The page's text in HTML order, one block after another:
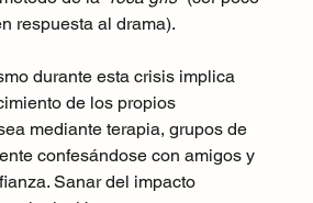
respuesta al drama).
durante esta crisis implica
de los propios
mediante terapia, grupos de
confesándose con amigos y
Sanar del impacto